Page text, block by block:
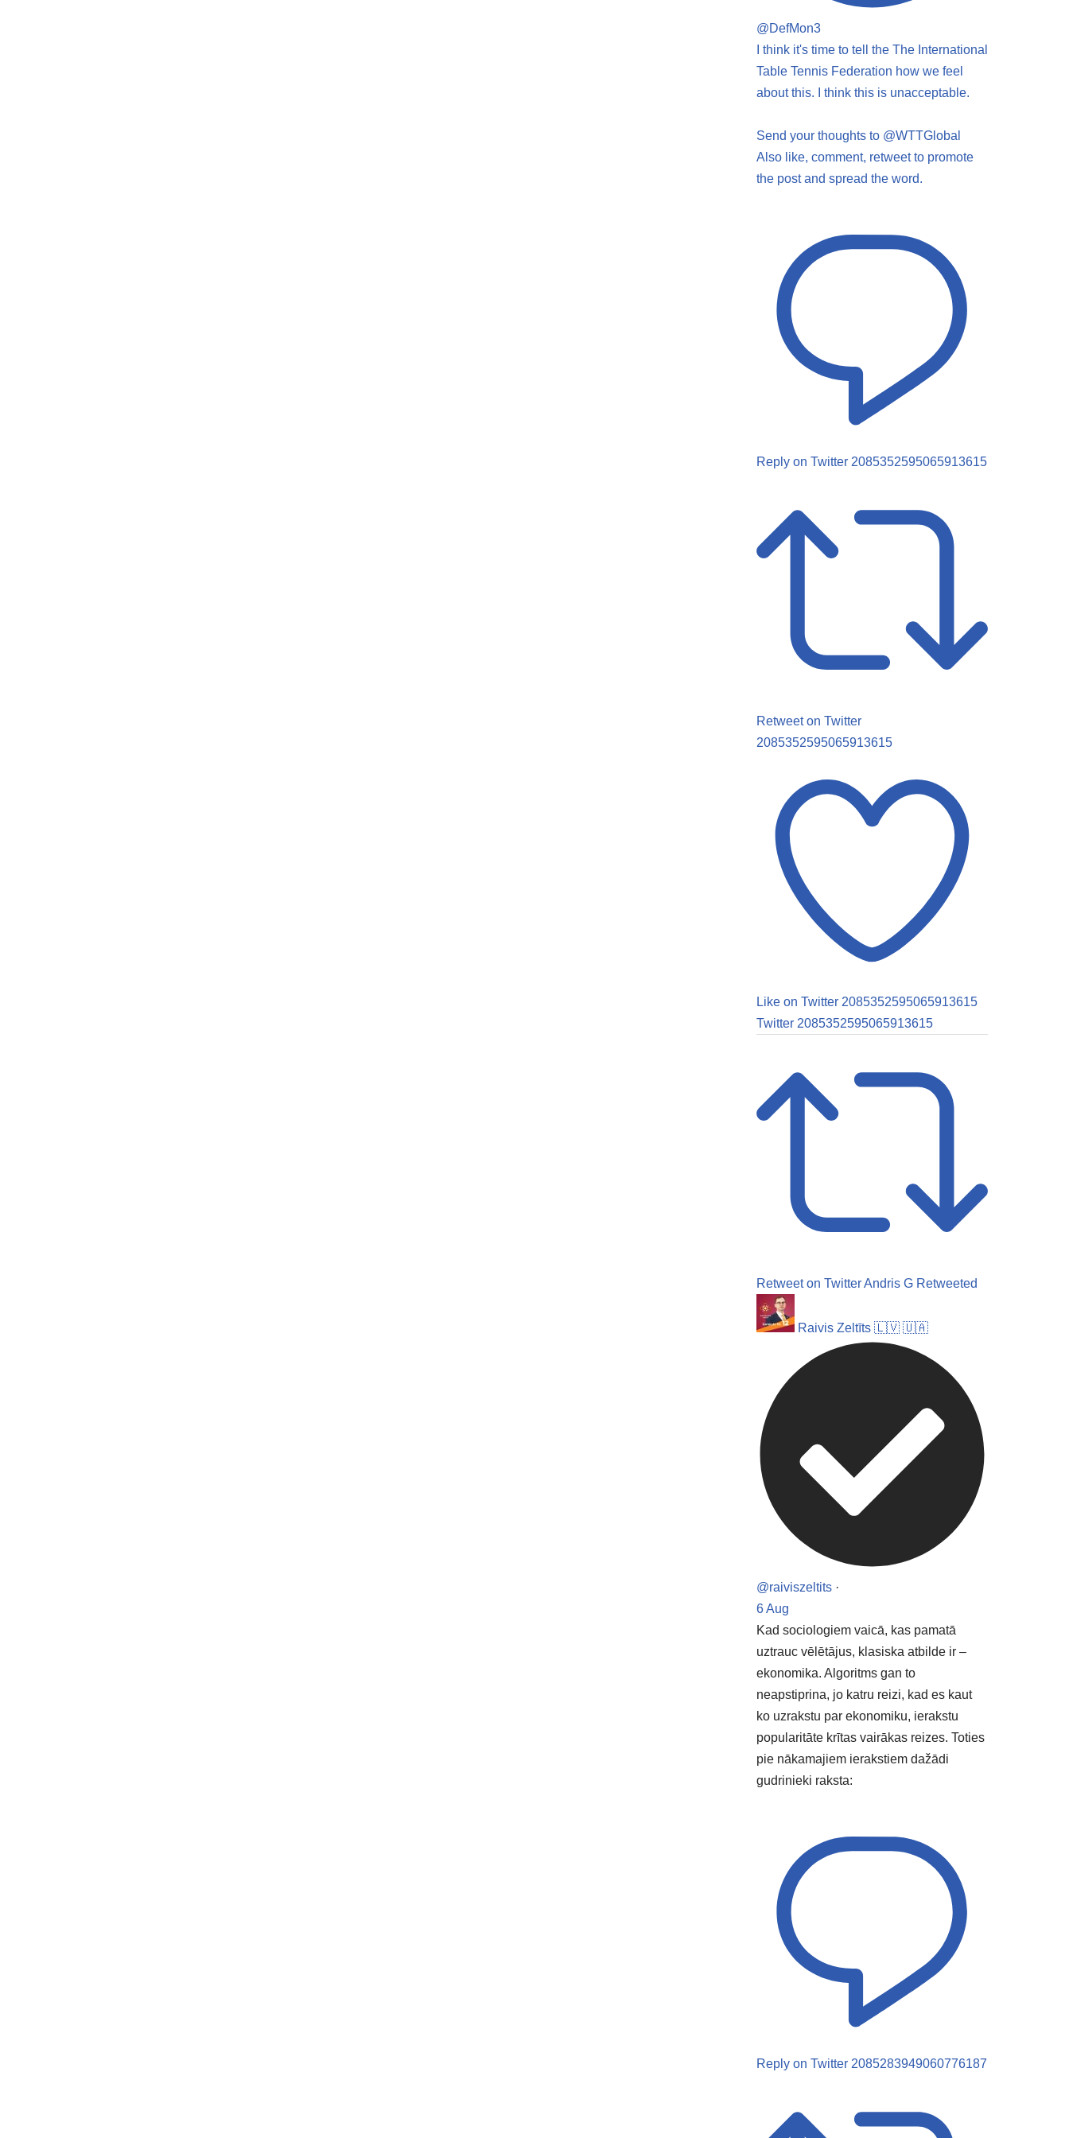
@DefMon3
I think it's time to tell the The International
Table Tennis Federation how we feel
about this. I think this is unacceptable.
Send your thoughts to @WTTGlobal
Also like, comment, retweet to promote
the post and spread the word.
Reply on Twitter 2085352595065913615
Retweet on Twitter
2085352595065913615
Like on Twitter 2085352595065913615
Twitter 2085352595065913615
Retweet on TwitterAndris G Retweeted
Raivis Zeltīts 🇱🇻 🇺🇦
@raiviszeltits ·
6 Aug
Kad sociologiem vaicā, kas pamatā
uztrauc vēlētājus, klasiska atbilde ir –
ekonomika. Algoritms gan to
neapstiprina, jo katru reizi, kad es kaut
ko uzrakstu par ekonomiku, ierakstu
popularitāte krītas vairākas reizes. Toties
pie nākamajiem ierakstiem dažādi
gudrinieki raksta:
Reply on Twitter 2085283949060776187